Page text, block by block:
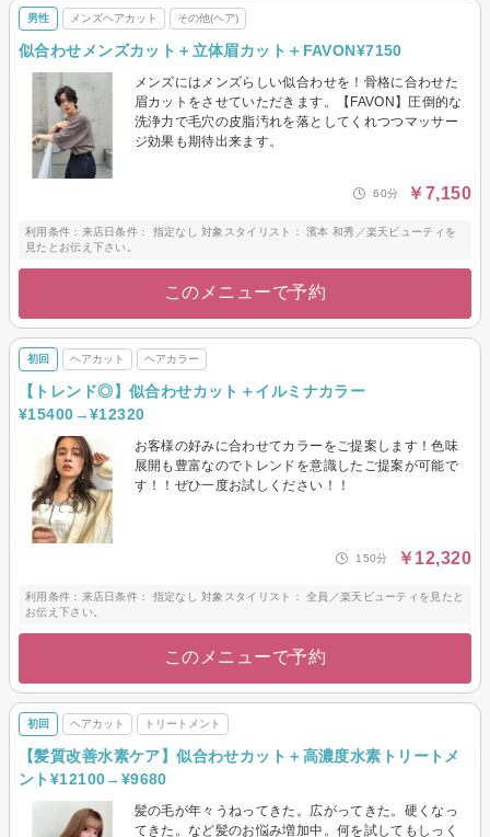
男性 メンズヘアカット その他(ヘア)
似合わせメンズカット＋立体眉カット＋FAVON¥7150
メンズにはメンズらしい似合わせを！骨格に合わせた
眉カットをさせていただきます。【FAVON】圧倒的な
洗浄力で毛穴の皮脂汚れを落としてくれつつマッサー
ジ効果も期待出来ます。
60分 ￥7,150
利用条件：来店日条件： 指定なし 対象スタイリスト： 濱本 和秀／楽天ビューティを
見たとお伝え下さい。
このメニューで予約
初回 ヘアカット ヘアカラー
【トレンド◎】似合わせカット＋イルミナカラー
¥15400→¥12320
お客様の好みに合わせてカラーをご提案します！色味
展開も豊富なのでトレンドを意識したご提案が可能で
す！！ぜひ一度お試しください！！
150分 ￥12,320
利用条件：来店日条件： 指定なし 対象スタイリスト： 全員／楽天ビューティを見たと
お伝え下さい。
このメニューで予約
初回 ヘアカット トリートメント
【髪質改善水素ケア】似合わせカット＋高濃度水素トリートメ
ント¥12100→¥9680
髪の毛が年々うねってきた。広がってきた。硬くなっ
てきた。など髪のお悩み増加中。何を試してもしっく